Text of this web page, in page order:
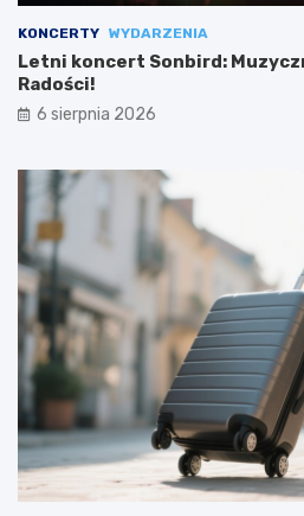
KONCERTY WYDARZENIA
Letni koncert Sonbird:
Radości!
6 sierpnia 2026